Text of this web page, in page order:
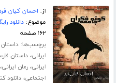
از: احسان کیان
موضوع:دانلود
۱۶۲ صفحه
برچسب‌ها:
ایرانی،داستان
ایرانی،رمان ایرانی
اجتماعی،دانلود